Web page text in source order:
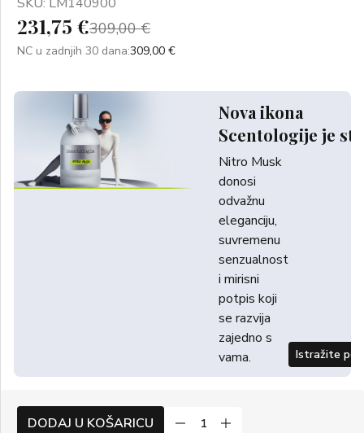
231,75 €309,00 €
NC u zadnjih 30 dana:309,00 €
Nova ikona
Scentologije je
Nitro Musk
donosi
odvažnu
eleganciju,
suvremenu
senzualnost
i mirisni
potpis koji
se razvija
zajedno s
vama.
Istražite
DODAJ U KOŠARICU